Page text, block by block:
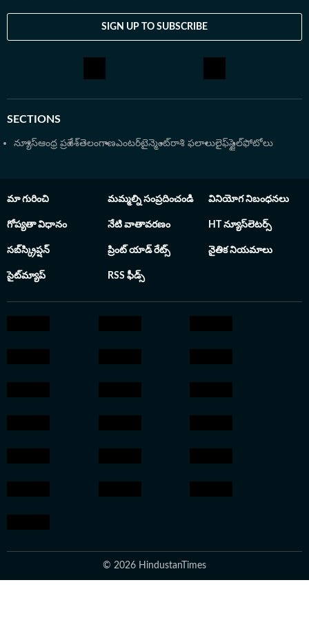
కథనాలు అందించడంతోపాటు ఫిల్మీ రిపోర్టింగ్ చేశారు. కంటెంట్
రాయడం, ఎడిటింగ్‌తోపాటు వీడియో ఎడిటింగ్, ఎస్‌ఈవో (SEO)
అంశాలపై మంచి పట్టు ఉంది. 2017లో తెలంగాణ
అందించిన బులిటెన్స్, న్యూస్ ఆర్టికల్స్‌తో సదరు వెబ్‌సైట్ లాంచ్
అవడం విశేషం. అనంతరం ఏడాదికి కంటెంట్ ఎడిటర్‌గా పని
అందిస్తున్నారు. ప్రతి కథనాన్ని లోతుగా విశ్లేషించి పాఠకులకు
సులభంగా అర్థమయ్యేలా అందించడం సంజీవ్ కుమార్ శైలి.
SIGN UP TO SUBSCRIBE
SECTIONS
న్యూస్ఆంధ్ర ప్రదేశ్తెలంగాణఎంటర్‌టైన్మెంట్రాశి ఫలాలులైఫ్‌స్టైల్ఫోటోలు
మా గురించి మమ్మల్ని సంప్రదించండి వినియోగ నిబంధనలు
గోప్యతా విధానం నేటి వాతావరణం HT న్యూస్‌లెటర్స్
సబ్‌స్క్రిప్షన్ ప్రింట్ యాడ్ రేట్స్ నైతిక నియమాలు
సైట్‌మ్యాప్ RSS ఫీడ్స్
© 2026 HindustanTimes